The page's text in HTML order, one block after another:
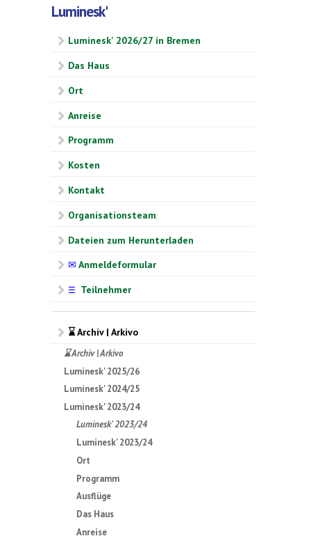
Luminesk'
Luminesk' 2026/27 in Bremen
Das Haus
Ort
Anreise
Programm
Kosten
Kontakt
Organisationsteam
Dateien zum Herunterladen
✉ Anmeldeformular
☰ Teilnehmer
⌛ Archiv | Arkivo
⌛ Archiv | Arkivo
Luminesk' 2025/26
Luminesk' 2024/25
Luminesk' 2023/24
Luminesk' 2023/24
Luminesk' 2023/24
Ort
Programm
Ausflüge
Das Haus
Anreise